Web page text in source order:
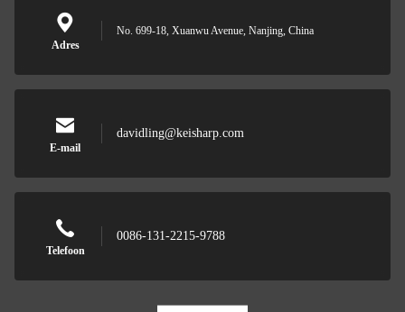
Adres
No. 699-18, Xuanwu Avenue, Nanjing, China
E-mail
davidling@keisharp.com
Telefoon
0086-131-2215-9788